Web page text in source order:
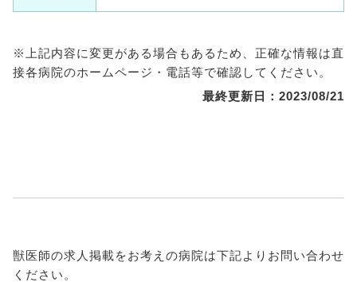
※上記内容に変更がある場合もあるため、正確な情報は直
接各病院のホームページ・電話等で確認してください。
最終更新日：2023/08/21
獣医師の求人掲載をお考えの病院は下記よりお問い合わせ
ください。